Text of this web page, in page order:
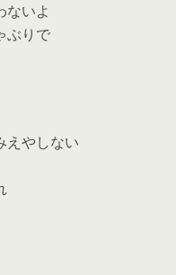
ないよ
ぶりで
えやしない